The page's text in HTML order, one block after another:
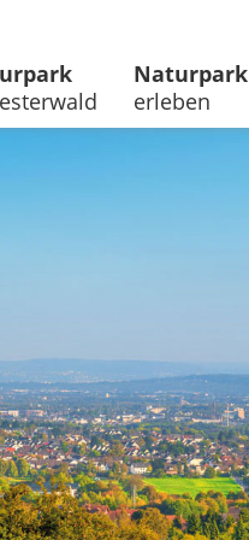
Naturpark
erleben